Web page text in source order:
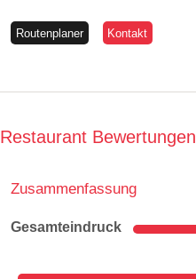
Routenplaner Kontakt
Restaurant Bewertungen
Zusammenfassung
Gesamteindruck